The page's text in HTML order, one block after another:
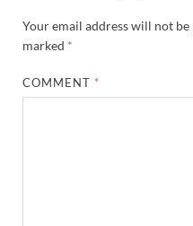
Your email address will not be
marked *
COMMENT *